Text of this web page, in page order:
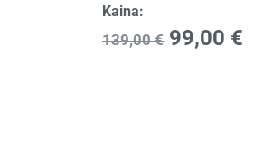
Kaina:
139,00€ 99,00 €